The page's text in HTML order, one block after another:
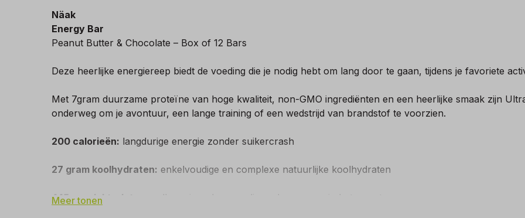
Näak
Energy Bar
Peanut Butter & Chocolate – Box of 12 Bars
Deze heerlijke energiereep biedt de voeding die je nodig hebt om lang door te gaan, tijdens je favoriete
Met 7gram duurzame proteïne van hoge kwaliteit, non-GMO ingrediënten en een heerlijke smaak zijn
onderweg om je avontuur, een lange training of een wedstrijd van brandstof te voorzien.
200 calorieën: langdurige energie zonder suikercrash
27 gram koolhydraten: enkelvoudige en complexe natuurlijke koolhydraten
445 mg elektrolyten: vullen mineralen aan die verloren gaan in het zweet
Meer tonen